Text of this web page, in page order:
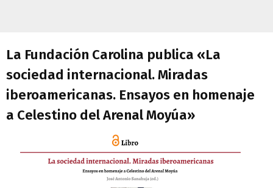
La Fundación Carolina publica «La
sociedad internacional. Miradas
iberoamericanas. Ensayos en homenaje
a Celestino del Arenal Moyúa»